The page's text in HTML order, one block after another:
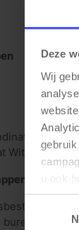
Deze
Wij
elk
eiken
Wit (RAL9016)